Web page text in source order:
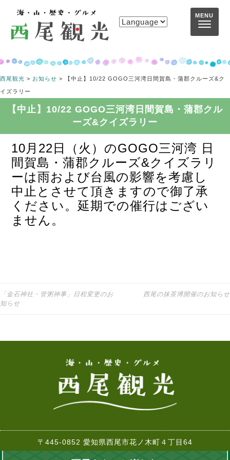
コンテンツへスキップ
西尾観光 > お知らせ > 【中止】10/22 GOGO三河湾日間賀島・蒲郡クルーズ&ク
イズラリー
【中止】10/22 GOGO三河湾日間賀島・蒲郡クル
ーズ&クイズラリー
10月22日（火）のGOGO三河湾 日
間賀島・蒲郡クルーズ&クイズラリ
ーは雨および台風の影響を考慮し
中止とさせて頂きますので御了承
ください。延期での催行はござい
ません。
投稿ナビゲーション
「金石神社・管粥神事」日程変更のお
知らせ
西尾の抹茶博開催のお知らせ
〒445-0852 愛知県西尾市花ノ木町４丁目64
TEL:0563-57-7882 FAX:0563-57-2261
MENU